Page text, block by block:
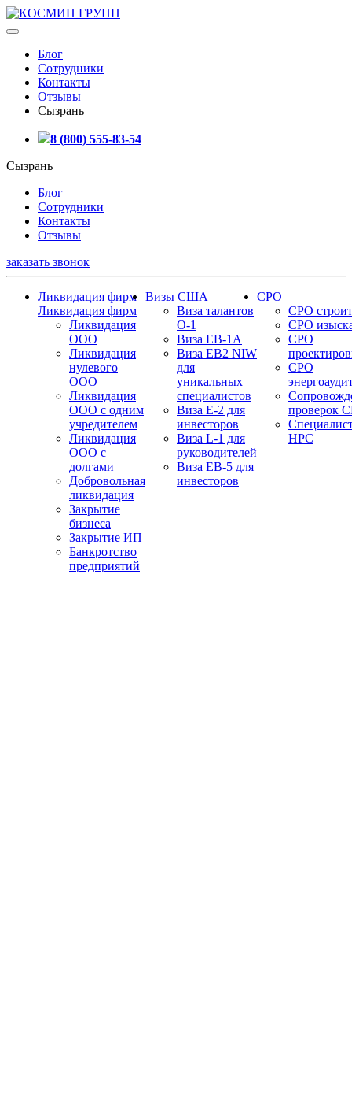
Блог
Сотрудники
Контакты
Отзывы
Сызрань
8 (800) 555-83-54
Сызрань
Блог
Сотрудники
Контакты
Отзывы
заказать звонок
Ликвидация фирм
Ликвидация фирм
Ликвидация
ООО
Ликвидация
нулевого
ООО
Ликвидация
ООО с одним
учредителем
Ликвидация
ООО с
долгами
Добровольная
ликвидация
Закрытие
бизнеса
Закрытие ИП
Банкротство
предприятий
Визы США
Виза талантов
О-1
Виза EB-1A
Виза EB2 NIW
для
уникальных
специалистов
Виза E-2 для
инвесторов
Виза L-1 для
руководителей
Виза EB-5 для
инвесторов
СРО
СРО
СРО
СРО
СРО
проверок
НРС